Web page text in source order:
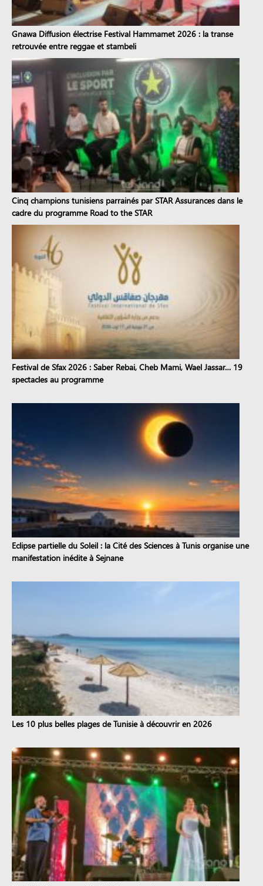
Gnawa Diffusion électrise Festival Hammamet 2026 : la transe
retrouvée entre reggae et stambeli
Cinq champions tunisiens parrainés par STAR Assurances dans le
cadre du programme Road to the STAR
Festival de Sfax 2026 : Saber Rebai, Cheb Mami, Wael Jassar… 19
spectacles au programme
Eclipse partielle du Soleil : la Cité des Sciences à Tunis organise une
manifestation inédite à Sejnane
Les 10 plus belles plages de Tunisie à découvrir en 2026